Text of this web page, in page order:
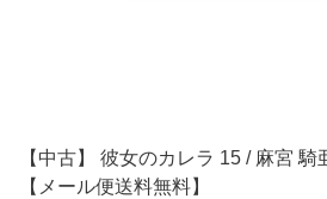
【中古】 彼女のカレラ 15 / 麻宮 騎
【メール便送料無料】